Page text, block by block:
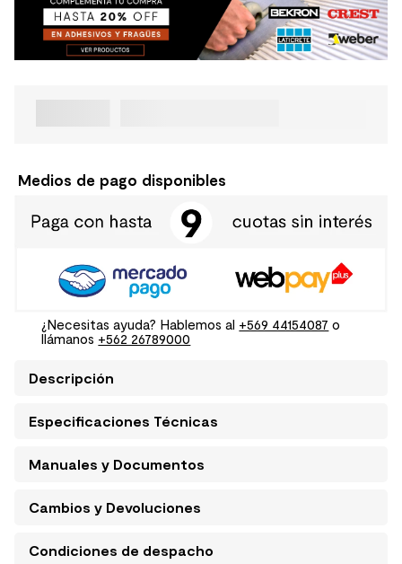
Medios de pago disponibles
¿Necesitas ayuda? Hablemos al +569 44154087 o
llámanos +562 26789000
Descripción
Especificaciones Técnicas
Manuales y Documentos
Cambios y Devoluciones
Condiciones de despacho